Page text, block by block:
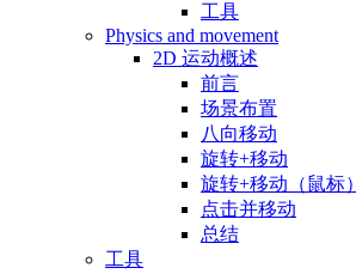
工具
Physics and movement
2D 运动概述
前言
场景布置
八向移动
旋转+移动
旋转+移动（鼠标）
点击并移动
总结
工具